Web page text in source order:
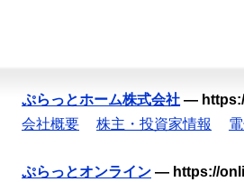
ぷらっとホーム株式会社 —
会社概要
株主・投資家情報
ぷらっとオンライン — https://